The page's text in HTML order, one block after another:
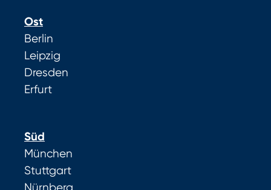
Ost
Berlin
Leipzig
Dresden
Erfurt
Süd
München
Stuttgart